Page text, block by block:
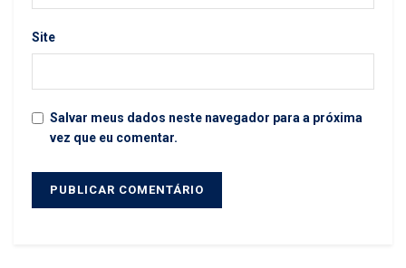
Site
Salvar meus dados neste navegador para a próxima
vez que eu comentar.